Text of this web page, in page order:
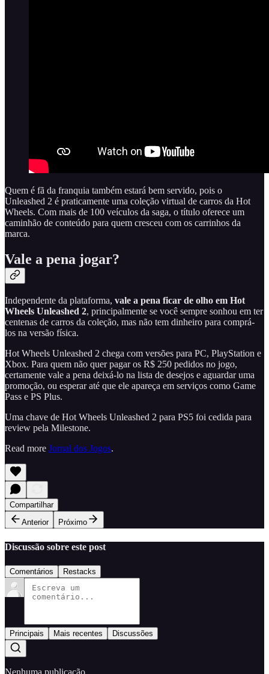
Quem é fã da franquia também estará bem servido, pois o
Unleashed 2 é praticamente uma coleção virtual de carros da Hot
Wheels. Com mais de 100 veículos da saga, o título oferece um
caminhão de conteúdo para quem cresceu com os carrinhos da
marca.
Vale a pena jogar?
Independente da plataforma, vale a pena ficar de olho em Hot
Wheels Unleashed 2, principalmente se você sempre sonhou em ter
centenas de carros da coleção, mas não tem dinheiro para comprá-
los na versão física.
Hot Wheels Unleashed 2 chega com versões para PC, PlayStation e
Xbox. Para quem não quer pagar os R$ 250 pedidos no jogo,
certamente vale a pena deixá-lo na lista de desejos e aguardar uma
promoção, ou esperar até que ele apareça em serviços como Game
Pass e PS Plus.
Uma chave de Hot Wheels Unleashed 2 para PS5 foi cedida para
review pela Milestone.
Read more Jornal dos Jogos.
Compartilhar
Anterior
Próximo
Discussão sobre este post
Comentários Restacks
Principais Mais recentes Discussões
Nenhuma publicação